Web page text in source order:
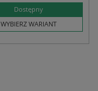
Dostępny
WYBIERZ WARIANT